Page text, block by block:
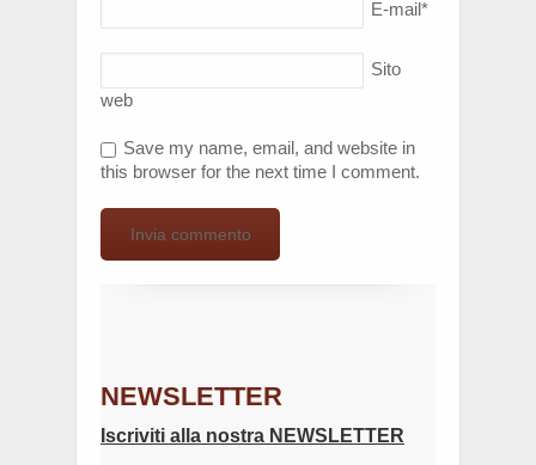
E-mail*
Sito
web
Save my name, email, and website in
this browser for the next time I comment.
NEWSLETTER
Iscriviti alla nostra NEWSLETTER